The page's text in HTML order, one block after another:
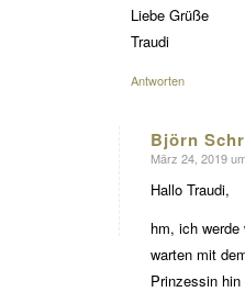
Liebe Grüße
Traudi
Antworten
Björn
sagte:
März 24, 2019
Hallo Traudi,
hm, ich werde
warten mit
Prinzessin